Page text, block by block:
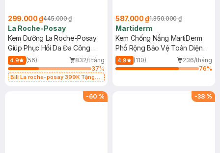
299.000 ₫445.000 ₫
La Roche-Posay
Kem Dưỡng La Roche-Posay
Giúp Phục Hồi Da Đa Công
Dụng 40ml
4.9 (56)
832/tháng
37%
Bill La roche-posay 399K Tặng
587.000 ₫1.350.000 ₫
Martiderm
Kem Chống Nắng MartiDerm
Phổ Rộng Bảo Vệ Toàn Diện
40ml
4.9 (110)
236/tháng
76%
-60 % -38 %